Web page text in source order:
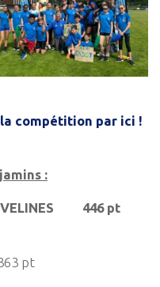
compétition par ici !
:
446 pt
pt